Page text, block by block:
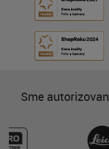
Sme